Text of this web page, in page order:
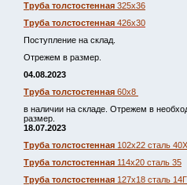
Труба толстостенная 325х36
Труба толстостенная 426х30
Поступление на склад.
Отрежем в размер.
04.08.2023
Труба толстостенная 60х8
в наличии на складе. Отрежем в
размер.
18.07.2023
Труба толстостенная 102х22 сталь 40Х
Труба толстостенная 114х20 сталь 35
Труба толстостенная 127х18 сталь